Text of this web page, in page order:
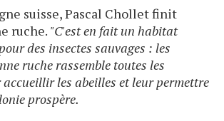
suisse, Pascal Chollet finit
ruche. "C'est en fait un habitat
des insectes sauvages : les
ruche rassemble toutes les
les abeilles et leur permettre
prospère.